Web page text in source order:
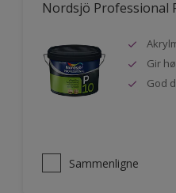
Nordsjö Professional
Gir
God
Sammenligne